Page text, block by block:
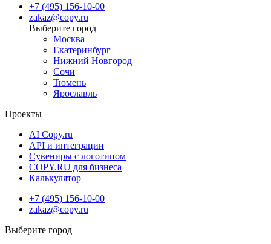
+7 (495) 156-10-00
zakaz@copy.ru
Москва
Екатеринбург
Нижний Новгород
Сочи
Тюмень
Ярославль
Проекты
AI Copy.ru
API и интеграции
Сувениры с логотипом
COPY.RU для бизнеса
Калькулятор
+7 (495) 156-10-00
zakaz@copy.ru